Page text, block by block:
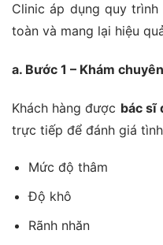
Clinic áp dụng quy
toàn và mang lại hiệu
a. Bước 1 – Khám
Khách hàng được bác sĩ
trực tiếp để đánh giá
Mức độ thâm
Độ khô
Rãnh nhăn